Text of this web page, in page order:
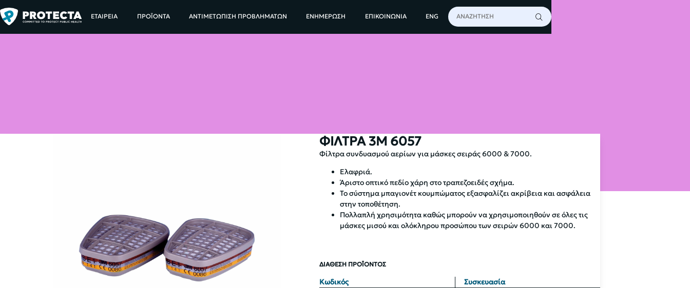
ΕΤΑΙΡΕΙΑ ΠΡΟΪΟΝΤΑ ΑΝΤΙΜΕΤΩΠΙΣΗ ΠΡΟΒΛΗΜΑΤΩΝ ΕΝΗΜΕΡΩΣΗ ΕΠΙΚΟΙΝΩΝΙΑ ENG
ΦΙΛΤΡΑ 3Μ 6057
Φίλτρα συνδυασμού αερίων για μάσκες σειράς 6000 & 7000.
Ελαφριά.
Άριστο οπτικό πεδίο χάρη στο τραπεζοειδές σχήμα.
Το σύστημα μπαγιονέτ κουμπώματος εξασφαλίζει ακρίβεια και ασφάλεια
στην τοποθέτηση.
Πολλαπλή χρησιμότητα καθώς μπορούν να χρησιμοποιηθούν σε όλες τις
μάσκες μισού και ολόκληρου προσώπου των σειρών 6000 και 7000.
ΔΙΑΘΕΣΗ ΠΡΟΪΟΝΤΟΣ
Κωδικός
Συσκευασία